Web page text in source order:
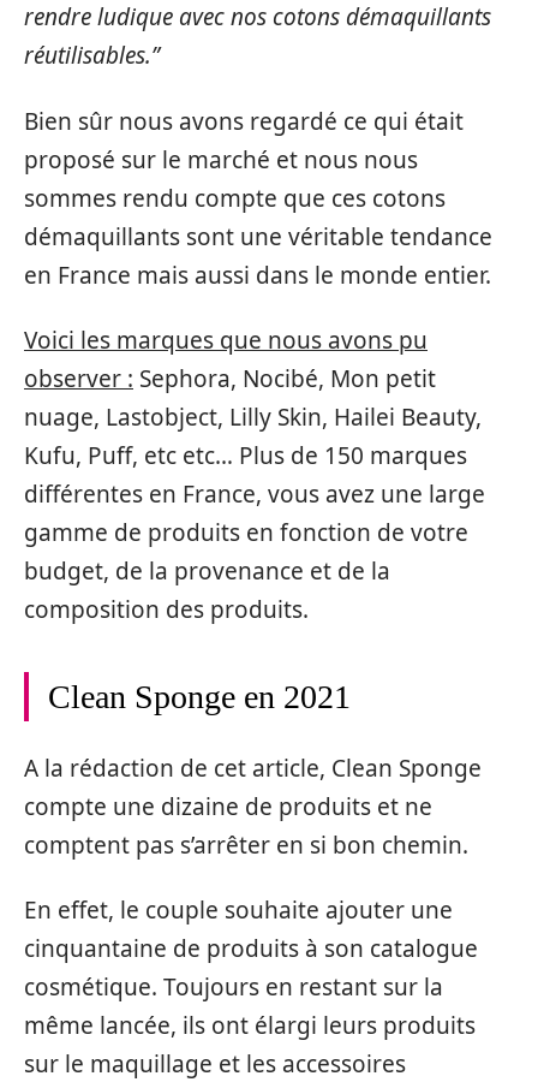
rendre ludique avec nos cotons démaquillants
réutilisables.”
Bien sûr nous avons regardé ce qui était
proposé sur le marché et nous nous
sommes rendu compte que ces cotons
démaquillants sont une véritable tendance
en France mais aussi dans le monde entier.
Voici les marques que nous avons pu
observer : Sephora, Nocibé, Mon petit
nuage, Lastobject, Lilly Skin, Hailei Beauty,
Kufu, Puff, etc etc… Plus de 150 marques
différentes en France, vous avez une large
gamme de produits en fonction de votre
budget, de la provenance et de la
composition des produits.
Clean Sponge en 2021
A la rédaction de cet article, Clean Sponge
compte une dizaine de produits et ne
comptent pas s’arrêter en si bon chemin.
En effet, le couple souhaite ajouter une
cinquantaine de produits à son catalogue
cosmétique. Toujours en restant sur la
même lancée, ils ont élargi leurs produits
sur le maquillage et les accessoires